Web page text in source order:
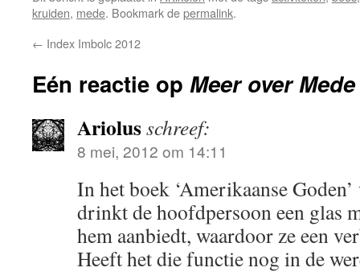
kruiden, mede. Bookmark depermalink.
← Index Imbolc 2012
Eén reactie op Meer over Mede
Ariolusschreef:
8 mei, 2012 om 14:11
In het boek ‘Amerikaanse
drinkt de hoofdpersoon een glas
hem aanbiedt, waardoor ze een
Heeft het die functie nog in de